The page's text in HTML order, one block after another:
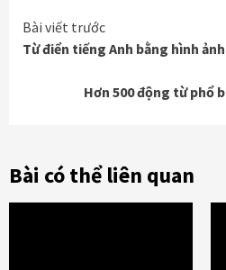
Continue
Reading
Bài viết trước
Từ điển tiếng Anh bằng hình ảnh
Hơn 500 động từ phổ
Bài có thể liên quan